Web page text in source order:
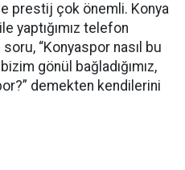
prestij çok önemli. Konya
yaptığımız telefon
“Konyaspor nasıl bu
gönül bağladığımız,
demekten kendilerini